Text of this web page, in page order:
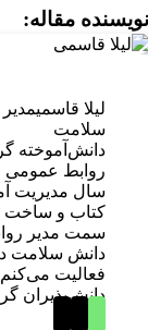
نویسنده مقاله:
لیلا قاسمی
سلامت
سال مدیریت
سمت مدیر
دانش سلامت
فعالیت
دانش‌پذیران